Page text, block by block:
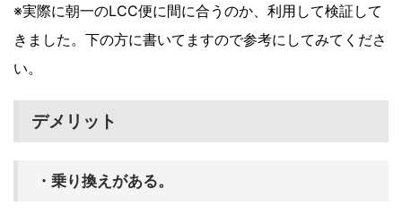
※実際に朝一のLCC便に間に合うのか、利用して検証して
きました。下の方に書いてますので参考にしてみてくださ
い。
デメリット
・乗り換えがある。